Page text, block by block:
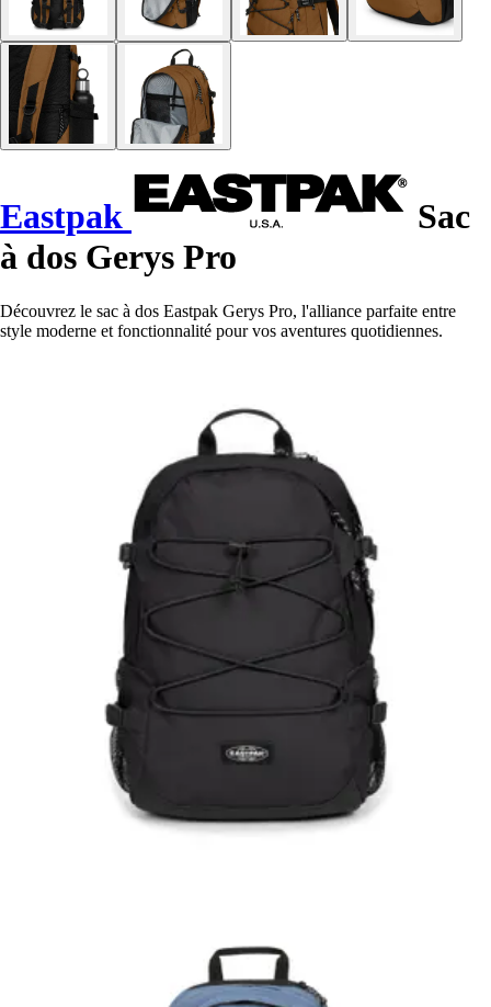
Eastpak
Sac
à dos Gerys Pro
Découvrez le sac à dos Eastpak Gerys Pro, l'alliance parfaite entre
style moderne et fonctionnalité pour vos aventures quotidiennes.